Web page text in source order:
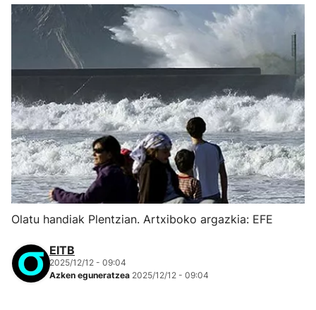
Olatu handiak Plentzian. Artxiboko argazkia: EFE
EITB
2025/12/12 - 09:04
Azken eguneratzea 2025/12/12 - 09:04